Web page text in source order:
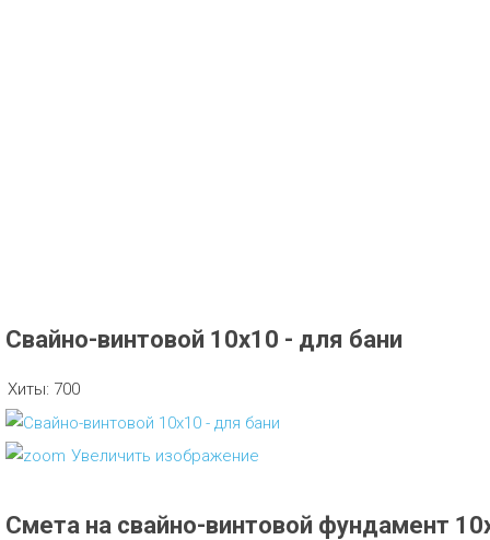
Свайно-винтовой 10х10 - для бани
Хиты: 700
Увеличить изображение
Смета на свайно-винтовой фундамент